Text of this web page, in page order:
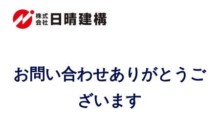
お問い合わせありがとうご
ざいます